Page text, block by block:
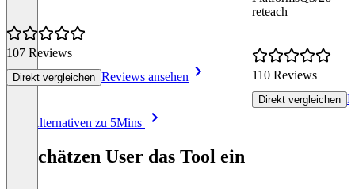
107 Reviews
Direkt vergleichen Reviews ansehen
reteach
110 Reviews
Direkt vergleichen
Alle Alternativen zu 5Mins
So schätzen User das Tool ein